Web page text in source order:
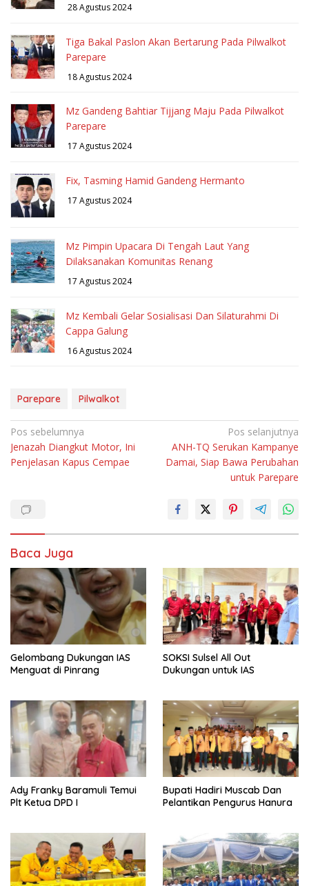
28 Agustus 2024
Tiga Bakal Paslon Akan Bertarung Pada Pilwalkot
Parepare
18 Agustus 2024
Mz Gandeng Bahtiar Tijjang Maju Pada Pilwalkot
Parepare
17 Agustus 2024
Fix, Tasming Hamid Gandeng Hermanto
17 Agustus 2024
Mz Pimpin Upacara Di Tengah Laut Yang
Dilaksanakan Komunitas Renang
17 Agustus 2024
Mz Kembali Gelar Sosialisasi Dan Silaturahmi Di
Cappa Galung
16 Agustus 2024
Parepare Pilwalkot
Navigasi
pos
Pos sebelumnya
Jenazah Diangkut Motor, Ini
Penjelasan Kapus Cempae
Pos selanjutnya
ANH-TQ Serukan Kampanye
Damai, Siap Bawa Perubahan
untuk Parepare
Baca Juga
Gelombang Dukungan IAS
Menguat di Pinrang
SOKSI Sulsel All Out
Dukungan untuk IAS
Ady Franky Baramuli Temui
Plt Ketua DPD I
Bupati Hadiri Muscab Dan
Pelantikan Pengurus Hanura